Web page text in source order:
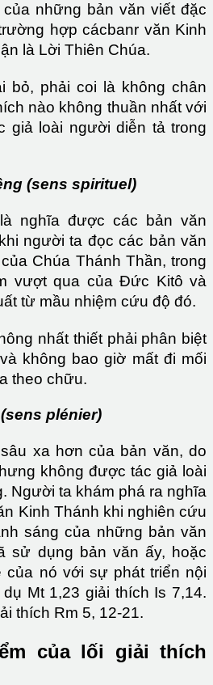
những bản văn viết đặc
hợp cácbanr văn Kinh
là Lời Thiên Chúa.
bỏ, phải coi là không chân
nào không thuần nhất với
giả loài người diễn tả trong
(sens spirituel)
nghĩa được các bản văn
người ta đọc các bản văn
Chúa Thánh Thần, trong
vượt qua của Đức Kitô và
từ mầu nhiệm cứu độ đó.
nhất thiết phải phân biệt
không bao giờ mất đi mối
theo chữu.
plénier)
xa hơn của bản văn, do
không được tác giả loài
Người ta khám phá ra nghĩa
Kinh Thánh khi nghiên cứu
sáng của những bản văn
sử dụng bản văn ấy, hoặc
của nó với sự phát triển nội
Mt 1,23 giải thích Is 7,14.
thích Rm 5, 12-21.
của lối giải thích